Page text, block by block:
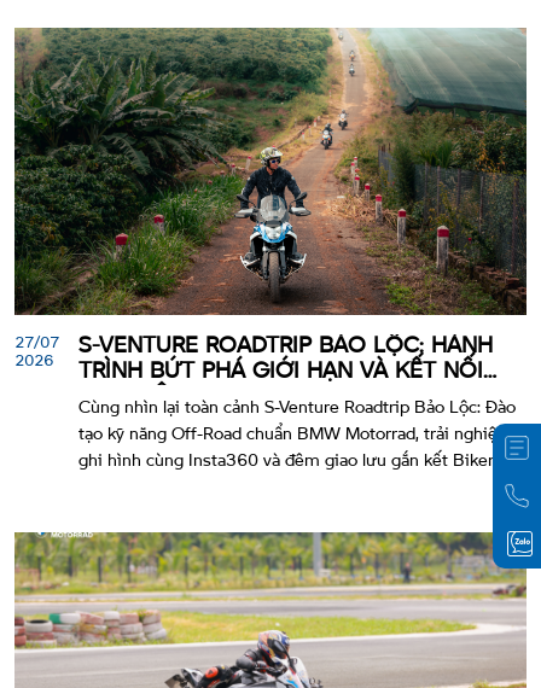
27/07
2026
S-VENTURE ROADTRIP BẢO LỘC: HÀNH
TRÌNH BỨT PHÁ GIỚI HẠN VÀ KẾT NỐI
ĐAM MÊ
Cùng nhìn lại toàn cảnh S-Venture Roadtrip Bảo Lộc: Đào
tạo kỹ năng Off-Road chuẩn BMW Motorrad, trải nghiệm
ghi hình cùng Insta360 và đêm giao lưu gắn kết Biker.